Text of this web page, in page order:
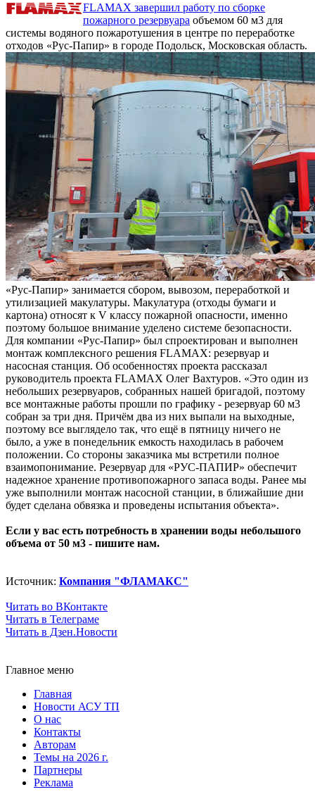
FLAMAX завершил работу по сборке
пожарного резервуара объемом 60 м3 для
системы водяного пожаротушения в центре по переработке
отходов «Рус-Папир» в городе Подольск, Московская область.
«Рус-Папир» занимается сбором, вывозом, переработкой и
утилизацией макулатуры. Макулатура (отходы бумаги и
картона) относят к V классу пожарной опасности, именно
поэтому большое внимание уделено системе безопасности.
Для компании «Рус-Папир» был спроектирован и выполнен
монтаж комплексного решения FLAMAX: резервуар и
насосная станция. Об особенностях проекта рассказал
руководитель проекта FLAMAX Олег Вахтуров. «Это один из
небольших резервуаров, собранных нашей бригадой, поэтому
все монтажные работы прошли по графику - резервуар 60 м3
собран за три дня. Причём два из них выпали на выходные,
поэтому все выглядело так, что ещё в пятницу ничего не
было, а уже в понедельник емкость находилась в рабочем
положении. Со стороны заказчика мы встретили полное
взаимопонимание. Резервуар для «РУС-ПАПИР» обеспечит
надежное хранение противопожарного запаса воды. Ранее мы
уже выполнили монтаж насосной станции, в ближайшие дни
будет сделана обвязка и проведены испытания объекта».
Если у вас есть потребность в хранении воды небольшого
объема от 50 м3 - пишите нам.
Источник: Компания "ФЛАМАКС"
Читать во ВКонтакте
Читать в Телеграме
Читать в Дзен.Новости
Главное меню
Главная
Новости АСУ ТП
О нас
Контакты
Авторам
Темы на 2026 г.
Партнеры
Реклама